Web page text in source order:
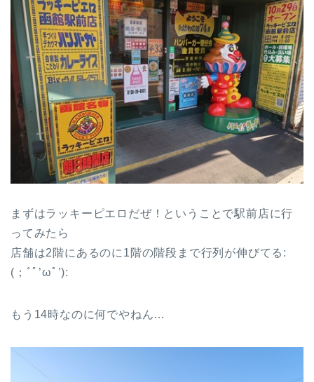
まずはラッキーピエロだぜ！ということで駅前店に行
ってみたら
店舗は2階にあるのに1階の階段まで行列が伸びてる:
(；ﾞﾟ’ωﾟ’):
もう14時なのに何でやねん…